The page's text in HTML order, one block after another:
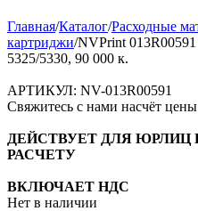
Главная/Каталог/Расходные
картриджи/NVPrint
5325/5330, 90 000 к.
АРТИКУЛ: NV-013R00591
Свяжитесь с нами насчёт цены
ДЕЙСТВУЕТ ДЛЯ ЮРЛИЦ
РАСЧЕТУ
ВКЛЮЧАЕТ НДС
Нет в наличии